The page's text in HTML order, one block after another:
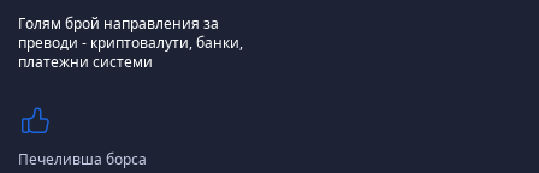
Голям брой направления за
преводи - криптовалути, банки,
платежни системи
Печеливша борса